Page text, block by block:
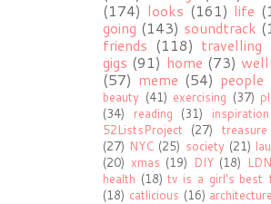
(174) looks (161) life
going (143) soundtrack
friends (118) travelling
gigs (91) home (73)
(57) meme (54) people
beauty (41) exercising (37)
(34)
reading (31) inspiration
52ListsProject
(27)
(27) NYC (25) society (21)
(20) xmas (19) DIY (18) LDN
health (18) tv is a girl's best
(18) catlicious (16) architecture